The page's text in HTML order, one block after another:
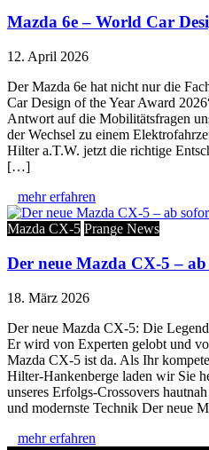
Mazda 6e – World Car
12. April 2026
Der Mazda 6e hat nicht nur die
Car Design of the Year Award
Antwort auf die Mobilitätsfragen
der Wechsel zu einem
Hilter a.T.W. jetzt die richtige
[…]
mehr erfahren
Mazda CX-5 Prange News
Der neue Mazda CX-5 –
18. März 2026
Der neue Mazda CX-5: Die
Er wird von Experten gelobt und
Mazda CX-5 ist da. Als Ihr
Hilter-Hankenberge laden wir Sie
unseres Erfolgs-Crossovers
und modernste Technik Der neue
mehr erfahren